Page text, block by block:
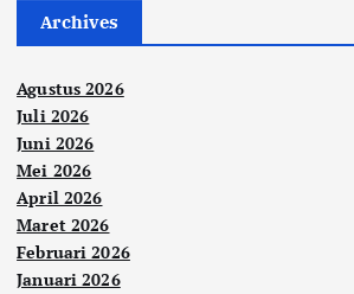
Archives
Agustus 2026
Juli 2026
Juni 2026
Mei 2026
April 2026
Maret 2026
Februari 2026
Januari 2026